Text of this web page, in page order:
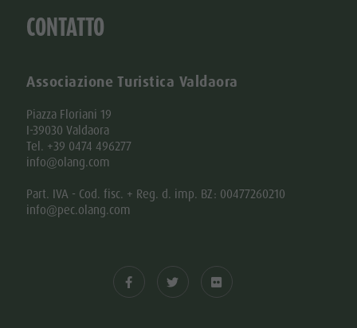
CONTATTO
Associazione Turistica Valdaora
Piazza Floriani 19
I-39030 Valdaora
Tel. +39 0474 496277
info@olang.com
Part. IVA - Cod. fisc. + Reg. d. imp. BZ: 00477260210
info@pec.olang.com